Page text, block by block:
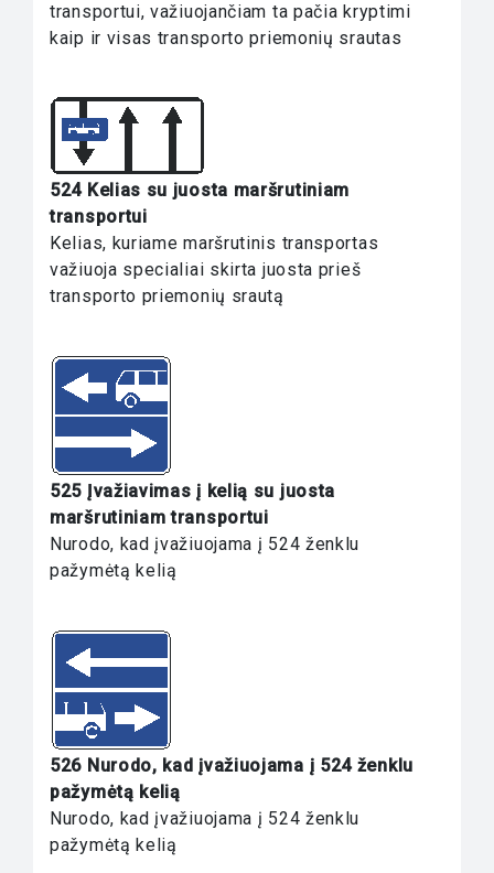
transportui, važiuojančiam ta pačia kryptimi
kaip ir visas transporto priemonių srautas
524 Kelias su juosta maršrutiniam
transportui
Kelias, kuriame maršrutinis transportas
važiuoja specialiai skirta juosta prieš
transporto priemonių srautą
525 Įvažiavimas į kelią su juosta
maršrutiniam transportui
Nurodo, kad įvažiuojama į 524 ženklu
pažymėtą kelią
526 Nurodo, kad įvažiuojama į 524 ženklu
pažymėtą kelią
Nurodo, kad įvažiuojama į 524 ženklu
pažymėtą kelią